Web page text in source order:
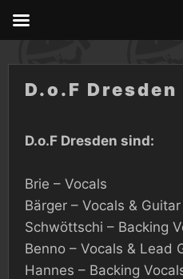
D.o.F Dresden
D.o.F Dresden sind:
Brie – Vocals
Bärger – Vocals & Guitar
Schwöttschi – Backing
Benno – Vocals & Lead
Hannes – Backing